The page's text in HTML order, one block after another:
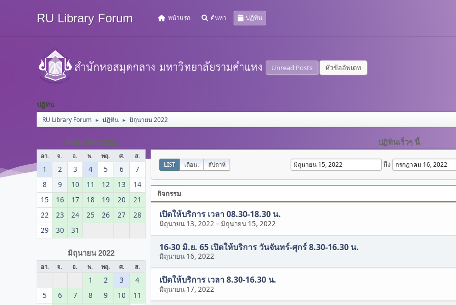
RU Library Forum หน้าแรก ค้นหา ปฏิทิน
Unread Posts หัวข้ออัพเดท
ปฏิทิน
RU Library Forum ► ปฏิทิน ► มิถุนายน 2022
พฤษภาคม 2022
อา. จ. อ. พ. พฤ. ศ. ส.
1 2 3 4 5 6
7
8
9 10 11 12 13
14
15
16 17 18 19 20
21
22
23 24 25 26 27
28
29
30 31
มิถุนายน 2022
อา. จ. อ. พ. พฤ. ศ. ส.
1 2 3
4
5
6 7 8 9 10
11
ปฏิทินเร็วๆ นี้
LIST เดือน: สัปดาห์ ถึง
กิจกรรม
เปิดให้บริการ เวลา 08.30-18.30 น.
มิถุนายน 13, 2022 – มิถุนายน 15, 2022
16-30 มิ.ย. 65 เปิดให้บริการ วันจันทร์-ศุกร์ 8.30-16.30 น.
มิถุนายน 16, 2022
เปิดให้บริการ เวลา 8.30-16.30 น.
มิถุนายน 17, 2022